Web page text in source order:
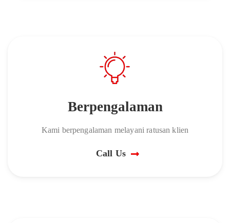
Berpengalaman
Kami berpengalaman melayani ratusan klien
Call Us